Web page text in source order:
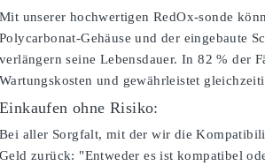
Mit unserer hochwertigen RedOx-sonde
Polycarbonat-Gehäuse und der eingebaute
verlängern seine Lebensdauer. In 82 % der
Wartungskosten und gewährleistet
Einkaufen ohne Risiko:
Bei aller Sorgfalt, mit der wir die
Geld zurück: "Entweder es ist kompatibel